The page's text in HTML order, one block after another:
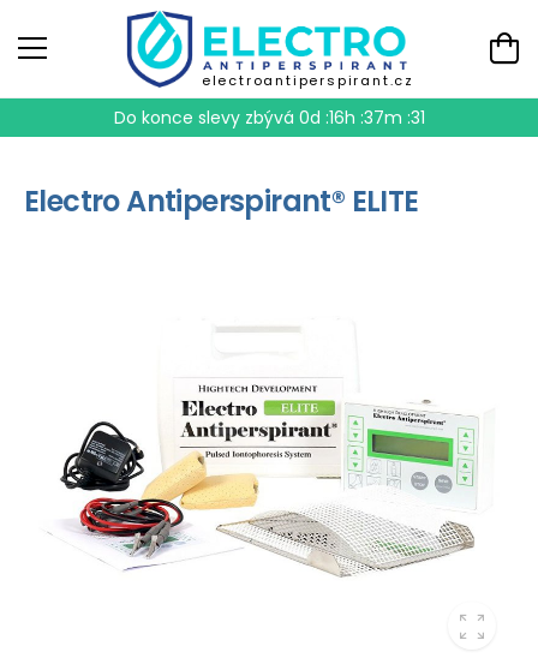
electroantiperspirant.cz
Do konce slevy zbývá 0d :16h :37m :31
Electro Antiperspirant® ELITE